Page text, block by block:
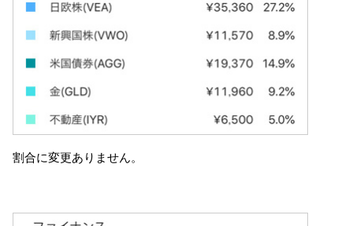
割合に変更ありません。